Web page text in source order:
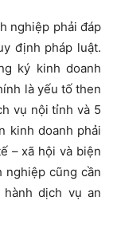
nghiệp phải đáp
định pháp luật.
ký kinh doanh
là yếu tố then
vụ nội tỉnh và 5
kinh doanh phải
– xã hội và biện
nghiệp cũng cần
dịch vụ an